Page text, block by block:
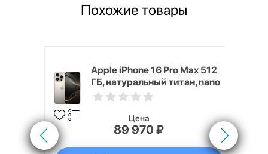
Похожие товары
Apple iPhone 16 Pro Max 512
ГБ, натуральный титан, nano
SIM
Цена
89 970 ₽